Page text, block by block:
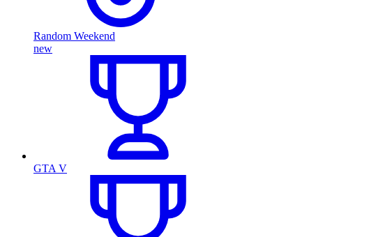
Random Weekend
new
GTA V